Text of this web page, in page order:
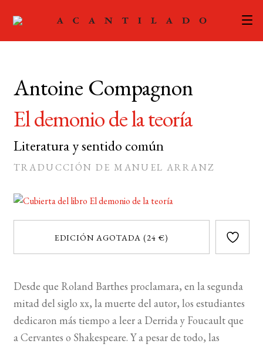
AUTORES
ACTUALIDAD
PODCAST
LA EDITORIAL
FOREIGN RIGHTS
CONTACTO
BUSCAR
LISTA DE LIBROS
Antoine Compagnon
El demonio de la teoría
Literatura y sentido común
TRADUCCIÓN DE MANUEL ARRANZ
EDICIÓN AGOTADA (24 €)
Desde que Roland Barthes proclamara, en la segunda
mitad del siglo xx, la muerte del autor, los estudiantes
dedicaron más tiempo a leer a Derrida y Foucault que
a Cervantes o Shakespeare. Y a pesar de todo, las